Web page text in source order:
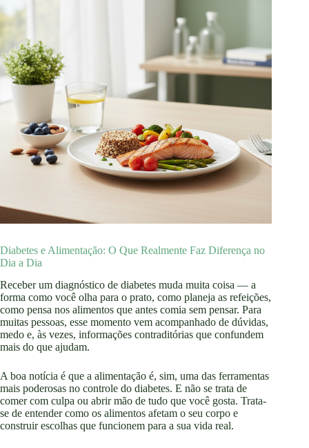
Diabetes e Alimentação: O Que Realmente Faz Diferença no
Dia a Dia
Receber um diagnóstico de diabetes muda muita coisa — a
forma como você olha para o prato, como planeja as refeições,
como pensa nos alimentos que antes comia sem pensar. Para
muitas pessoas, esse momento vem acompanhado de dúvidas,
medo e, às vezes, informações contraditórias que confundem
mais do que ajudam.
A boa notícia é que a alimentação é, sim, uma das ferramentas
mais poderosas no controle do diabetes. E não se trata de
comer com culpa ou abrir mão de tudo que você gosta. Trata-
se de entender como os alimentos afetam o seu corpo e
construir escolhas que funcionem para a sua vida real.